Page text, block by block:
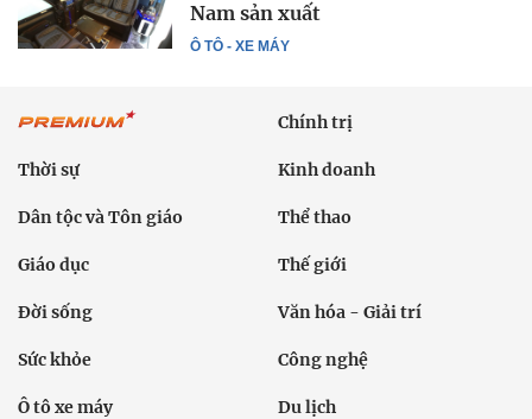
Ô TÔ - XE MÁY
Nam sản xuất
Chính trị
Thời sự Kinh doanh
Dân tộc và Tôn giáo Thể thao
Giáo dục Thế giới
Đời sống Văn hóa - Giải trí
Sức khỏe Công nghệ
Ô tô xe máy Du lịch